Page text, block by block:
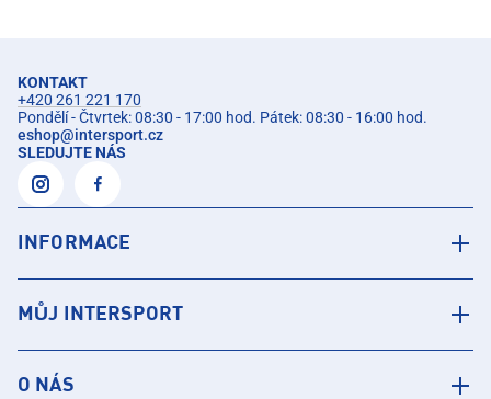
KONTAKT
+420 261 221 170
Pondělí - Čtvrtek: 08:30 - 17:00 hod. Pátek: 08:30 - 16:00 hod.
eshop@intersport.cz
SLEDUJTE NÁS
INFORMACE
MŮJ INTERSPORT
O NÁS